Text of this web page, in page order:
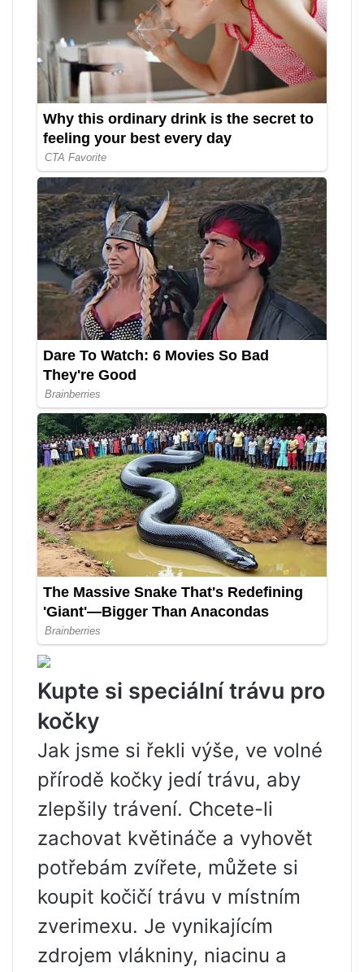
Kupte si speciální trávu pro
kočky
Jak jsme si řekli výše, ve volné
přírodě kočky jedí trávu, aby
zlepšily trávení. Chcete-li
zachovat květináče a vyhovět
potřebám zvířete, můžete si
koupit kočičí trávu v místním
zverimexu. Je vynikajícím
zdrojem vlákniny, niacinu a